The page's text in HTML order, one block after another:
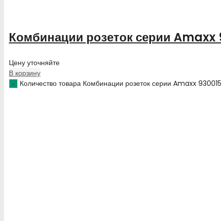
Комбинации розеток серии Amaxx
Цену уточняйте
В корзину
Количество товара Комбинации розеток серии Amaxx 930015